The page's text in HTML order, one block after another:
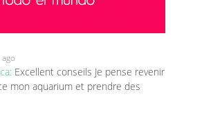
Excellent conseils Je pense revenir
mon aquarium et prendre des